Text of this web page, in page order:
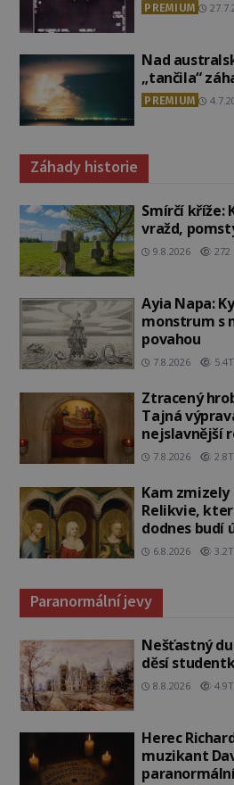
PREMIUM
Nad
„tančila“
PREMIUM
Záhady historie
Smírčí kříže:
vražd,
9.8.2026 272
Ayia Napa:
monstrum s
povahou
7.8.2026
Ztracený
Tajná
nejslavnější
7.8.2026
Kam
Relikvie,
dodnes budí
6.8.2026
Paranormální jevy
Nešťastný
děsí
8.8.2026
Herec
muzikant